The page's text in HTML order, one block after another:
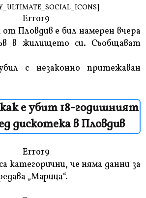
Error9
Пловдив е бил намерен вчера
в жилището си. Съобщават
с незаконно притежаван
е убит 18-годишният
дискотека в Пловдив
Error9
категорични, че няма данни за
„Марица“.